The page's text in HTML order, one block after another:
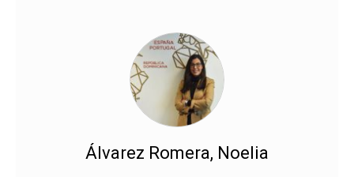
Álvarez Romera, Noelia